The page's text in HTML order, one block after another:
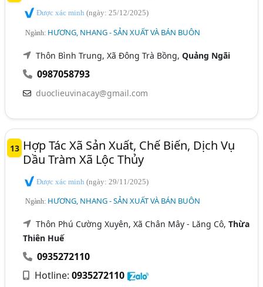
Được xác minh(ngày: 25/12/2025)
Ngành: HƯƠNG, NHANG - SẢN XUẤT VÀ BÁN BUÔN
Thôn Bình Trung, Xã Đông Trà Bồng,Quảng Ngãi
0987058793
duoclieuvinacay@gmail.com
13 Hợp Tác Xã Sản Xuất, Chế Biến, Dịch Vụ
Dầu Tràm Xã Lộc Thủy
Được xác minh(ngày: 29/11/2025)
Ngành: HƯƠNG, NHANG - SẢN XUẤT VÀ BÁN BUÔN
Thôn Phú Cường Xuyên, Xã Chân Mây - Lăng Cô,Thừa
Thiên Huế
0935272110
Hotline:0935272110